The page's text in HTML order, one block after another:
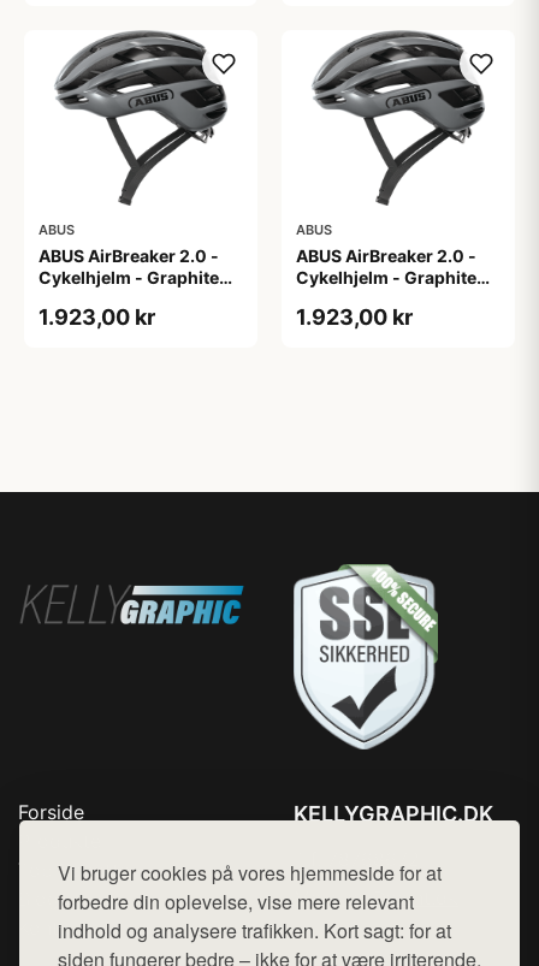
Vi bruger cookies på vores hjemmeside for at
forbedre din oplevelse, vise mere relevant
indhold og analysere trafikken. Kort sagt: for at
siden fungerer bedre – ikke for at være irriterende.
ABUS
ABUS AirBreaker 2.0 -
Cykelhjelm - Graphite
1.923,00 kr
ABUS
ABUS AirBreaker 2.0 -
Cykelhjelm - Graphite
1.923,00 kr
Forside
Top Rabatter
Blog
Kontakt
KELLYGRAPHIC.DK
Mail: hej@want.dk
Cookie- og privatlivspolitik